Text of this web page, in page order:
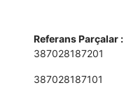
Referans Parçalar :
387028187201
387028187101